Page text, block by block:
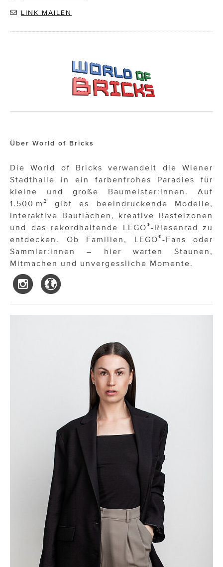
LINK MAILEN
Über World of Bricks
Die World of Bricks verwandelt die Wiener
Stadthalle in ein farbenfrohes Paradies für
kleine und große Baumeister:innen. Auf
1.500 m² gibt es beeindruckende Modelle,
interaktive Bauflächen, kreative Bastelzonen
und das rekordhaltende LEGO®-Riesenrad zu
entdecken. Ob Familien, LEGO®-Fans oder
Sammler:innen – hier warten Staunen,
Mitmachen und unvergessliche Momente.